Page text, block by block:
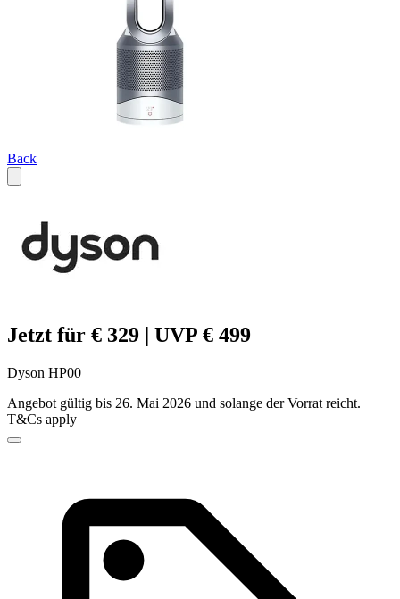
Back
Jetzt für € 329 | UVP € 499
Dyson HP00
Angebot gültig bis 26. Mai 2026 und solange der Vorrat reicht.
T&Cs apply